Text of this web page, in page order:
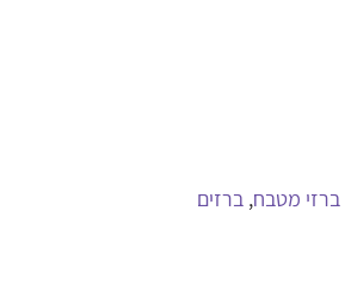
ברזי מטבח, ברזים